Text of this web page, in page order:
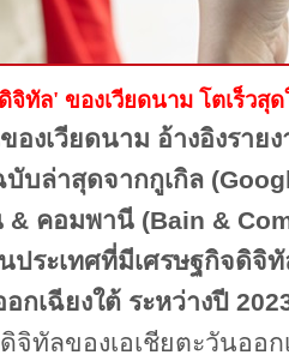
จิทัล' ของเวียดนาม โตเร็วสุ
งเวียดนาม อ้างอิงราย
บล่าสุดจากกูเกิล (
& คอมพานี (Bain &
ประเทศที่มีเศรษฐกิจดิจิ
กเฉียงใต้ ระหว่างปี
จิทัลของเอเชียตะวันออก